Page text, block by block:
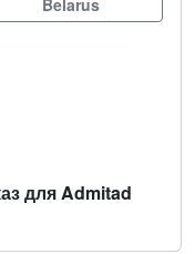
для Admitad